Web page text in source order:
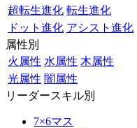
超転生進化 転生進化
ドット進化 アシスト進化
属性別
火属性 水属性 木属性
光属性 闇属性
リーダースキル別
7×6マス